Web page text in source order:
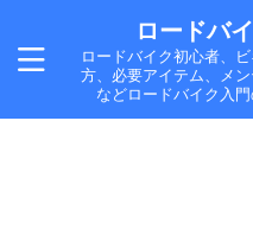
ロードバ
ロードバイク初心者、
方、必要アイテム、メ
などロードバイク入